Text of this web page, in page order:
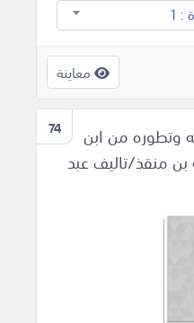
1
معاينة
74
وتطوره من ابن
منقذ/تاليف عبد